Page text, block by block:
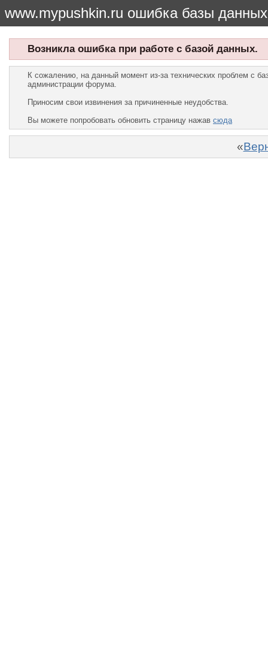
www.mypushkin.ru ошибка базы данных
Возникла ошибка при работе с базой данных.
К сожалению, на данный момент из-за технических проблем с
администрации форума.
Приносим свои извинения за причиненные неудобства.
Вы можете попробовать обновить страницу нажав сюда
«